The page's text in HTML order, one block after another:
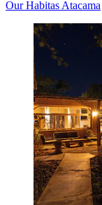
Our Habitas Atacama